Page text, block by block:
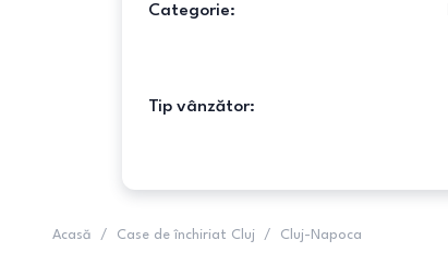
Categorie:
Tip vânzător:
Acasă / Case de închiriat Cluj / Cluj-Napoca